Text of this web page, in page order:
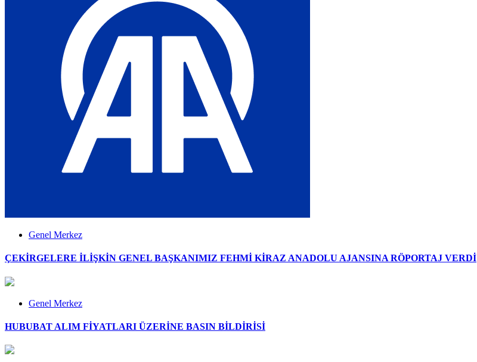
Genel Merkez
ÇEKİRGELERE İLİŞKİN GENEL BAŞKANIMIZ FEHMİ KİRAZ ANADOLU AJANSINA RÖPORTAJ VERDİ
Genel Merkez
HUBUBAT ALIM FİYATLARI ÜZERİNE BASIN BİLDİRİSİ